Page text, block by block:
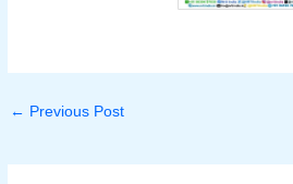
← Previous Post